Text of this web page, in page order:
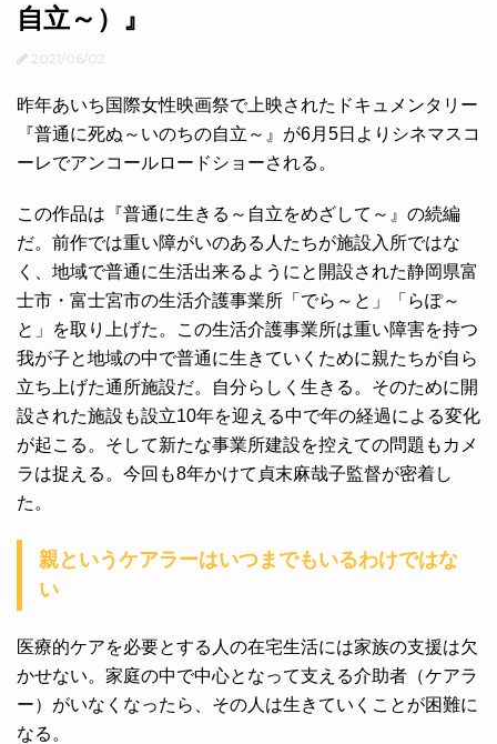
自立～）』
2021/06/02
昨年あいち国際女性映画祭で上映されたドキュメンタリー
『普通に死ぬ～いのちの自立～』が6月5日よりシネマスコ
ーレでアンコールロードショーされる。
この作品は『普通に生きる～自立をめざして～』の続編
だ。前作では重い障がいのある人たちが施設入所ではな
く、地域で普通に生活出来るようにと開設された静岡県富
士市・富士宮市の生活介護事業所「でら～と」「らぽ～
と」を取り上げた。この生活介護事業所は重い障害を持つ
我が子と地域の中で普通に生きていくために親たちが自ら
立ち上げた通所施設だ。自分らしく生きる。そのために開
設された施設も設立10年を迎える中で年の経過による変化
が起こる。そして新たな事業所建設を控えての問題もカメ
ラは捉える。今回も8年かけて貞末麻哉子監督が密着し
た。
親というケアラーはいつまでもいるわけではな
い
医療的ケアを必要とする人の在宅生活には家族の支援は欠
かせない。家庭の中で中心となって支える介助者（ケアラ
ー）がいなくなったら、その人は生きていくことが困難に
なる。